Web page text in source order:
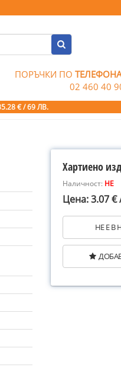
ПОРЪЧКИ ПО
02 460 40
€ / 69 ЛВ.
Хартиено
Наличност: НЕ
Цена: 3.07 €
НЕ Е В